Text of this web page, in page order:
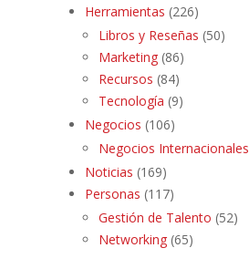
Herramientas (226)
Libros y Reseñas (50)
Marketing (86)
Recursos (84)
Tecnología (9)
Negocios (106)
Negocios Internacionales
Noticias (169)
Personas (117)
Gestión de Talento (52)
Networking (65)